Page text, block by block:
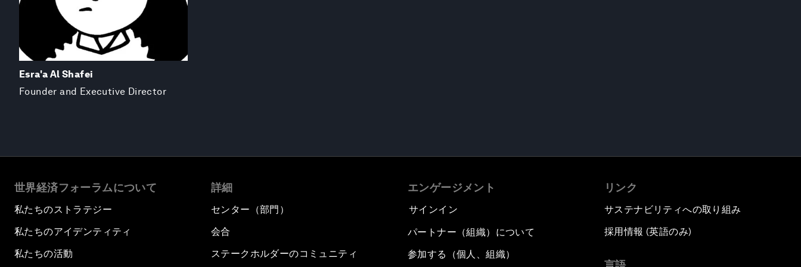
Esra'a Al Shafei
Founder and Executive Director
世界経済フォーラムについて
私たちのストラテジー
私たちのアイデンティティ
私たちの活動
詳細
センター（部門）
会合
ステークホルダーのコミュニティ
エンゲージメント
サインイン
パートナー（組織）について
参加する（個人、組織）
リンク
サステナビリティへの取り組み
採用情報 (英語のみ)